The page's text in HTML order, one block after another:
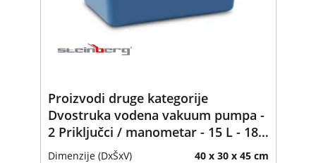
Proizvodi druge kategorije
Dvostruka vodena vakuum pumpa -
2 Priključci / manometar - 15 L - 180
W
Dimenzije (DxŠxV) 40 x 30 x 45 cm